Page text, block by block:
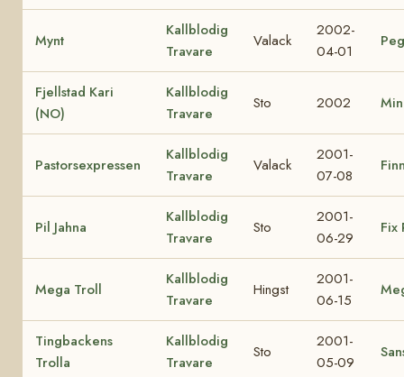
Mynt
Kallblodig
Travare
Valack
2002-
04-01
Fjellstad Kari
(NO)
Kallblodig
Travare
Sto 2002
Pastorsexpressen
Kallblodig
Travare
Valack
2001-
07-08
Pil Jahna
Kallblodig
Travare
Sto
2001-
06-29
Fix
Mega Troll
Kallblodig
Travare
Hingst
2001-
06-15
Tingbackens
Trolla
Kallblodig
Travare
Sto
2001-
05-09